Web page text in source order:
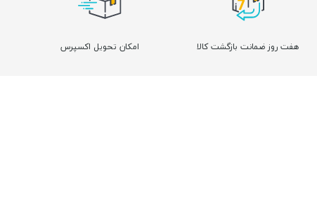
هفت روز ضمانت بازگشت کالا امکان تحویل اکسپرس